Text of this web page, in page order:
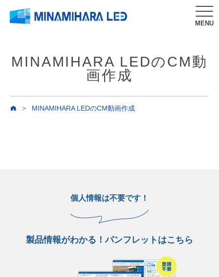
MENU
MINAMIHARA LEDのCM動
画作成
> MINAMIHARA LEDのCM動画作成
個人情報は不要です！
製品情報がわかる！パンフレットはこちら